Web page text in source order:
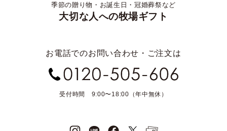
季節の贈り物・お誕生日・冠婚葬祭など
大切な人への牧場ギフト
お電話でのお問い合わせ・ご注文は
受付時間 9:00〜18:00（年中無休）